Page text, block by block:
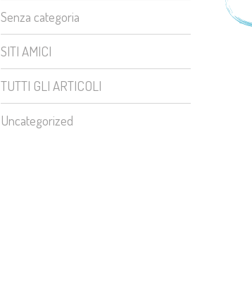
Senza categoria
SITI AMICI
TUTTI GLI ARTICOLI
Uncategorized